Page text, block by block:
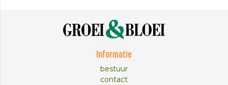
Informatie
bestuur
contact